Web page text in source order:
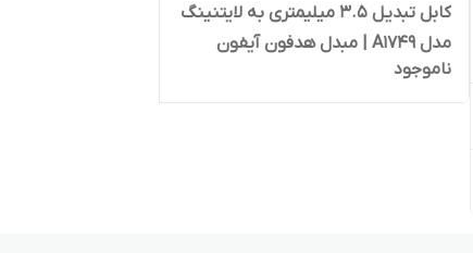
کابل تبدیل 3.5 میلیمتری به لایتنینگ
مدل A1749 | مبدل هدفون آیفون
اورجینال
ناموجود